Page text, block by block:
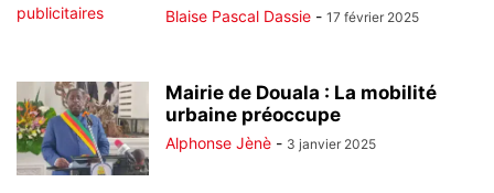
Blaise Pascal Dassie - 17 février 2025
Mairie de Douala : La mobilité
urbaine préoccupe
Alphonse Jènè - 3 janvier 2025